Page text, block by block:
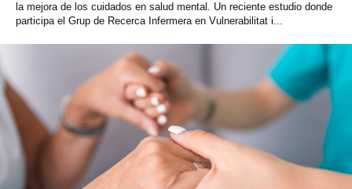
la mejora de los cuidados en salud mental. Un reciente estudio donde
participa el Grup de Recerca Infermera en Vulnerabilitat i...